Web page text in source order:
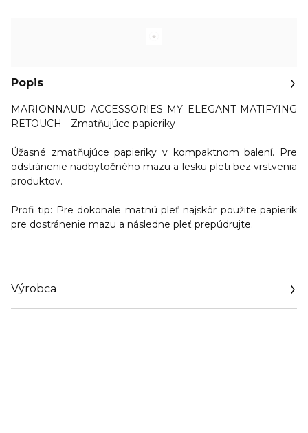
Popis
MARIONNAUD ACCESSORIES MY ELEGANT MATIFYING
RETOUCH - Zmatňujúce papieriky
Úžasné zmatňujúce papieriky v kompaktnom balení. Pre
odstránenie nadbytočného mazu a lesku pleti bez vrstvenia
produktov.
Profi tip: Pre dokonale matnú pleť najskôr použite papierik
pre dostránenie mazu a následne pleť prepúdrujte.
Výrobca